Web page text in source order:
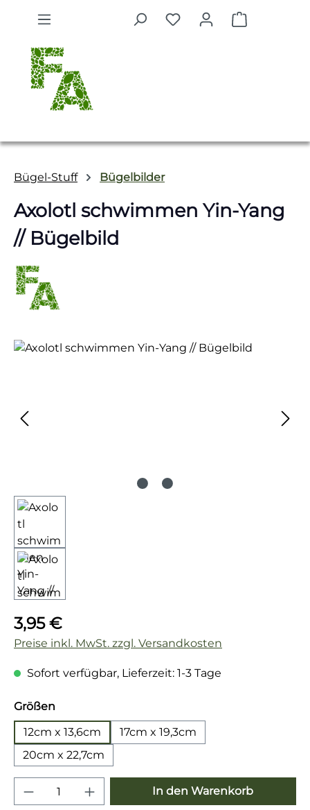
Zum Hauptinhalt springen
Bügel-Stuff Bügelbilder
Axolotl schwimmen Yin-Yang
// Bügelbild
Bildergalerie überspringen
Regulärer Preis:
3,95 €
Preise inkl. MwSt. zzgl. Versandkosten
Sofort verfügbar, Lieferzeit: 1-3 Tage
Größen
12cm x 13,6cm
17cm x 19,3cm
20cm x 22,7cm
Produkt Anzahl: Gib den
In den Warenkorb